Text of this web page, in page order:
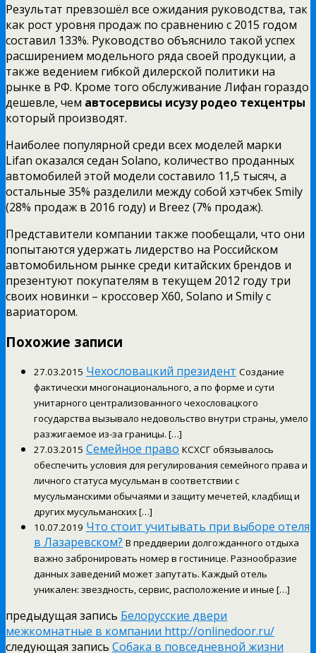
Результат превзошёл все ожидания руководства, так
как рост уровня продаж по сравнению с 2015 годом
составил 133%. Руководство объяснило такой успех
расширением модельного ряда своей продукции, а
также ведением гибкой дилерской политики на
рынке в РФ. Кроме того обслуживание Лифан гораздо
дешевле, чем автосервисы исузу родео техцентры
который производят.
Наиболее популярной среди всех моделей марки
Lifan оказался седан Solano, количество проданных
автомобилей этой модели составило 11,5 тысяч, а
остальные 35% разделили между собой хэтчбек Smily
(28% продаж в 2016 году) и Breez (7% продаж).
Представители компании также пообещали, что они
попытаются удержать лидерство на Российском
автомобильном рынке среди китайских брендов и
презентуют покупателям в текущем 2012 году три
своих новинки – кроссовер Х60, Solano и Smily с
вариатором.
Похожие записи
27.03.2015 Чехословацкий президент Создание
фактически многонационального, а по форме и сути
унитарного централизованного чехословацкого
государства вызывало недовольство внутри страны, умело
разжигаемое из-за границы. […]
27.03.2015 Семейное право КСХСГ обязывалось
обеспечить условия для регулирования семейного права и
личного статуса мусульман в соответствии с
мусульманскими обычаями и защиту мечетей, кладбищ и
других мусульманских […]
10.07.2019 Что стоит учитывать при выборе отеля
в Лазаревском? В преддверии долгожданного отдыха
важно забронировать номер в гостинице. Разнообразие
данных заведений может запутать. Каждый отель
уникален: звездность, сервис, расположение и иные […]
предыдущая запись Белорусские двери
межкомнатные в компании http://onlinedoor.ru/
следующая запись Собака в повседневной жизни